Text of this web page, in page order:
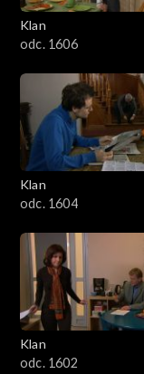
Klan
odc. 1606
Klan
odc. 1604
Klan
odc. 1602